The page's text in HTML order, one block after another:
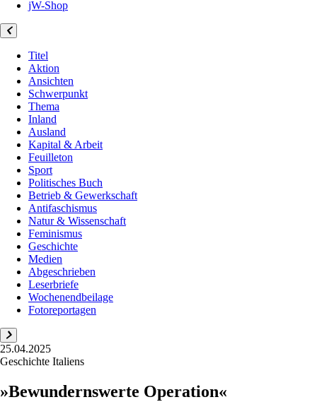
jW-Shop
Titel
Aktion
Ansichten
Schwerpunkt
Thema
Inland
Ausland
Kapital & Arbeit
Feuilleton
Sport
Politisches Buch
Betrieb & Gewerkschaft
Antifaschismus
Natur & Wissenschaft
Feminismus
Geschichte
Medien
Abgeschrieben
Leserbriefe
Wochenendbeilage
Fotoreportagen
25.04.2025
Geschichte Italiens
»Bewundernswerte Operation«